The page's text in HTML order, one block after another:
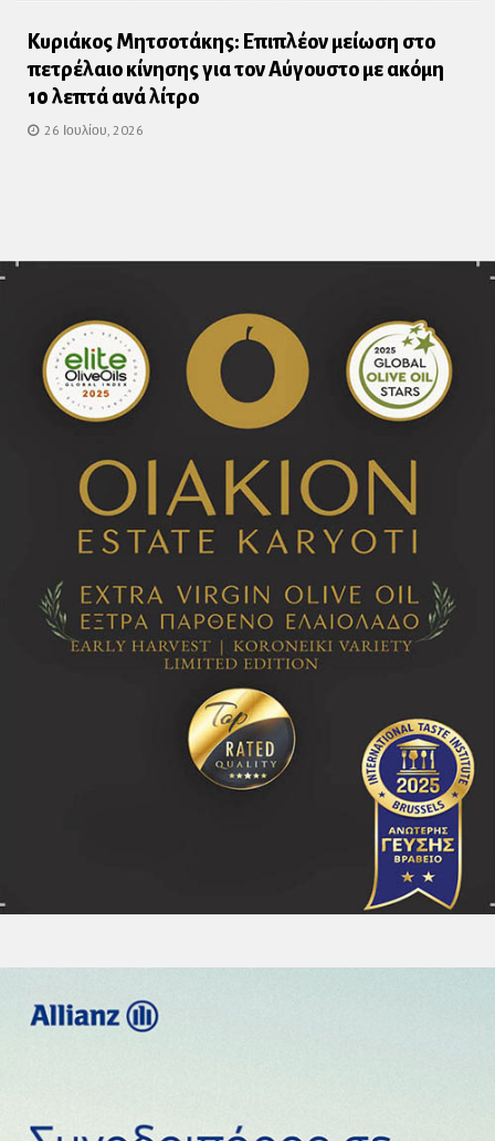
Κυριάκος Μητσοτάκης: Επιπλέον μείωση στο
πετρέλαιο κίνησης για τον Αύγουστο με ακόμη
10 λεπτά ανά λίτρο
26 Ιουλίου, 2026